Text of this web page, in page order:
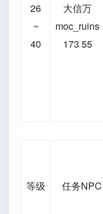
26
~
40
大信万
moc_ruins
173 55
等级 任务NPC